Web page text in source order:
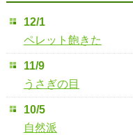
12/1
ペレット飽きた
11/9
うさぎの目
10/5
自然派